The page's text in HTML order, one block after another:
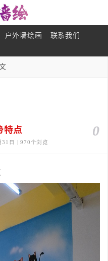
户外墙绘画
联系我们
0
特点
31日 | 970个浏览